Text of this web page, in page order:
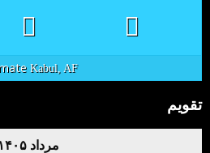
Kabul, AF
climate ▸
تقویم
مرداد ۱۴۰۵